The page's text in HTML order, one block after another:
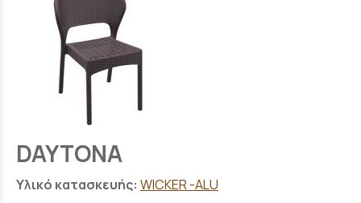
DAYTONA
Υλικό κατασκευής: WICKER -ALU